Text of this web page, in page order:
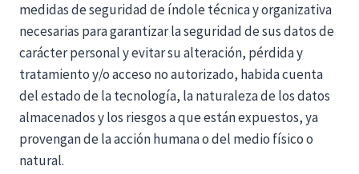
medidas de seguridad de índole técnica y organizativa
necesarias para garantizar la seguridad de sus datos de
carácter personal y evitar su alteración, pérdida y
tratamiento y/o acceso no autorizado, habida cuenta
del estado de la tecnología, la naturaleza de los datos
almacenados y los riesgos a que están expuestos, ya
provengan de la acción humana o del medio físico o
natural.